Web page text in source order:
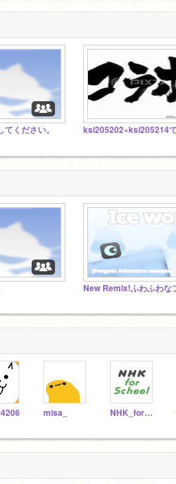
ください。
misa_ NHK_for_School